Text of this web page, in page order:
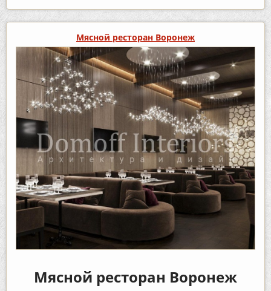
Мясной ресторан Воронеж
Мясной ресторан Воронеж